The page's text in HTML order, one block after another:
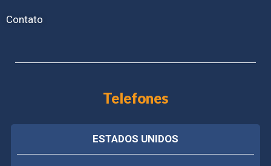
Contato
Telefones
ESTADOS UNIDOS